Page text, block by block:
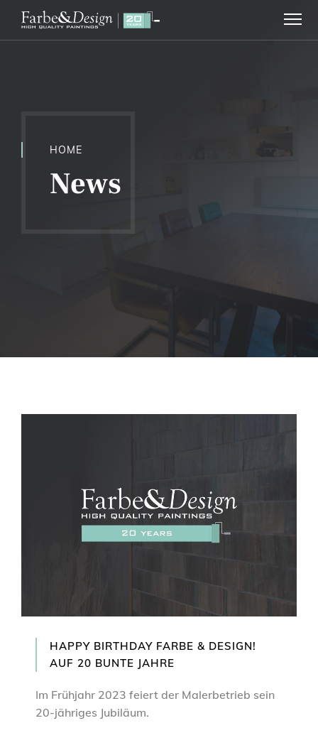
HOME
News
HAPPY BIRTHDAY FARBE & DESIGN!
AUF 20 BUNTE JAHRE
Im Frühjahr 2023 feiert der Malerbetrieb sein
20-jähriges Jubiläum.